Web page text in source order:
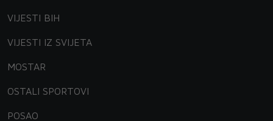
VIJESTI BIH
VIJESTI IZ SVIJETA
MOSTAR
OSTALI SPORTOVI
POSAO